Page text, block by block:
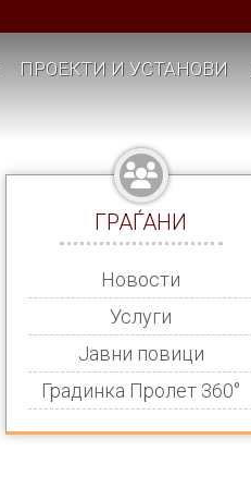
ПРОЕКТИ И УСТАНОВИ
ГРАЃАНИ
Новости
Услуги
Јавни повици
Градинка Пролет 360°